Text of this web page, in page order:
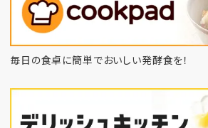
毎日の食卓に簡単でおいしい発酵食を！